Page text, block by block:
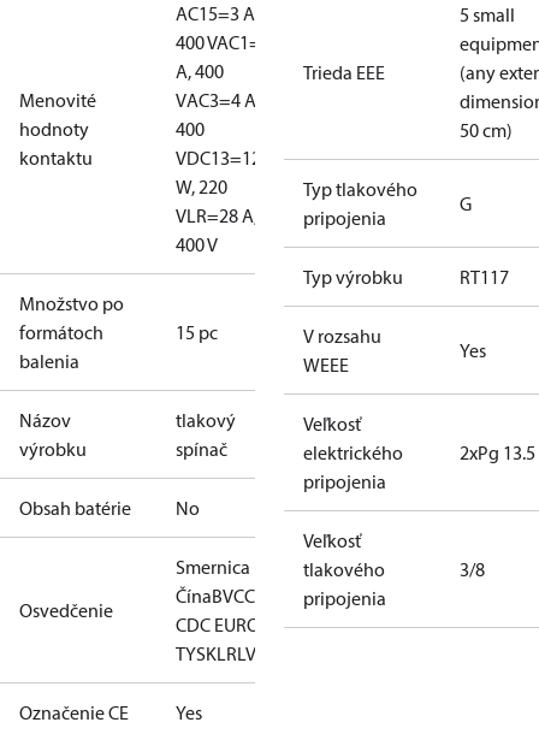
Menovité
hodnoty
kontaktu
AC15=3 A,
400 VAC1=10
A, 400
VAC3=4 A,
400
VDC13=12
W, 220
VLR=28 A,
400 V
Množstvo po
formátoch
balenia
15 pc
Názov
výrobku
tlakový
spínač
Obsah batérie No
Osvedčenie
Smernica RoHS
ČínaBVCCC CMIMDNVEAC
CDC EURO-
TYSKLRLVD
Označenie CE Yes
Trieda EEE
5 small
(any
50 cm)
Typ tlakového
pripojenia
G
Typ výrobku RT117
V rozsahu
WEEE
Yes
Veľkosť
elektrického
pripojenia
2xPg 13.5
Veľkosť
tlakového
pripojenia
3/8